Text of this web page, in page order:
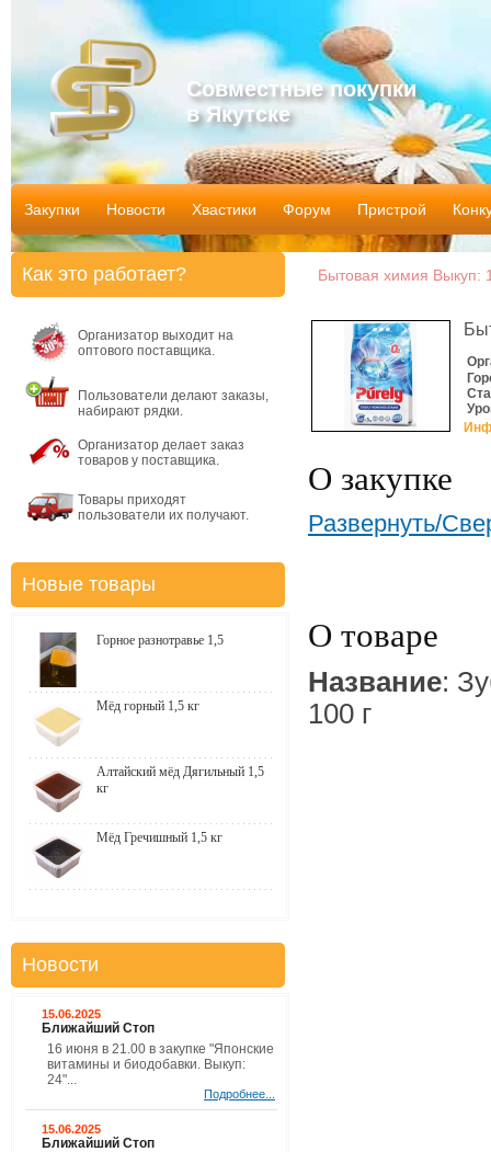
Совместные покупки
в Якутске
Закупки Новости Хвастики Форум Пристрой
Бытовая химия Выкуп:
О закупке
Развернуть/
О товаре
Название:
100 г
Как это работает?
Организатор выходит на
оптового поставщика.
Пользователи делают заказы,
набирают рядки.
Организатор делает заказ
товаров у поставщика.
Товары приходят
пользователи их получают.
Новые товары
Горное разнотравье 1,5
Мёд горный 1,5 кг
Алтайский мёд Дягильный 1,5
кг
Мёд Гречишный 1,5 кг
Новости
15.06.2025
Ближайший Стоп
16 июня в 21.00 в закупке "Японские
витамины и биодобавки. Выкуп:
24"...
Подробнее...
15.06.2025
Ближайший Стоп